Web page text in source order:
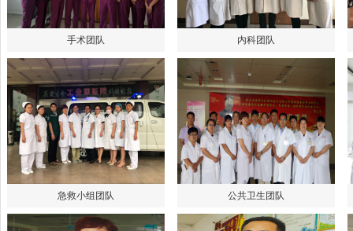
手术团队 内科团队
急救小组团队 公共卫生团队